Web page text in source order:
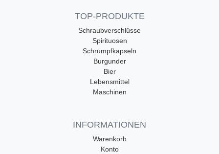
TOP-PRODUKTE
Schraubverschlüsse
Spirituosen
Schrumpfkapseln
Burgunder
Bier
Lebensmittel
Maschinen
INFORMATIONEN
Warenkorb
Konto